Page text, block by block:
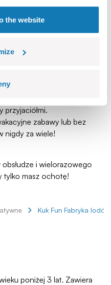
the websitesmakami, owocami i
to nie tylko sposób na
przyjaciółmi.
zabawy lub bez
nigdy za wiele!
i wielorazowego
tylko masz ochotę!
Kuk Fun Fabryka
poniżej 3 lat. Zawiera